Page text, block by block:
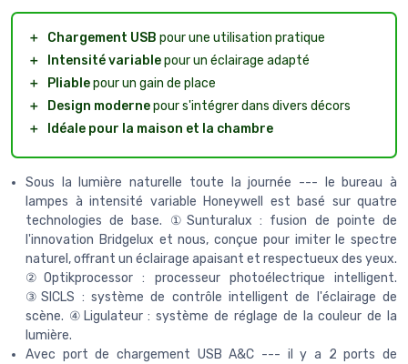
＋ Chargement USB pour une utilisation pratique
＋
Intensité variablepour un éclairage adapté
＋
Pliablepour un gain de place
＋
Design modernepour s'intégrer dans divers décors
＋
Idéale pour la maison et la chambre
Sous la lumière naturelle toute la journée --- le bureau à
lampes à intensité variable Honeywell est basé sur quatre
technologies de base. ①Sunturalux : fusion de pointe de
l'innovation Bridgelux et nous, conçue pour imiter le spectre
naturel, offrant un éclairage apaisant et respectueux des yeux.
②Optikprocessor : processeur photoélectrique intelligent.
③SICLS : système de contrôle intelligent de l'éclairage de
scène. ④Ligulateur : système de réglage de la couleur de la
lumière.
Avec port de chargement USB A&C --- il y a 2 ports de